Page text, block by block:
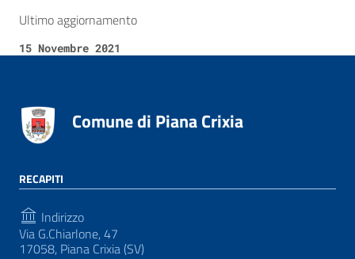
Ultimo aggiornamento
15 Novembre 2021
Comune di Piana Crixia
RECAPITI
Indirizzo
Via G.Chiarlone, 47
17058, Piana Crixia (SV)